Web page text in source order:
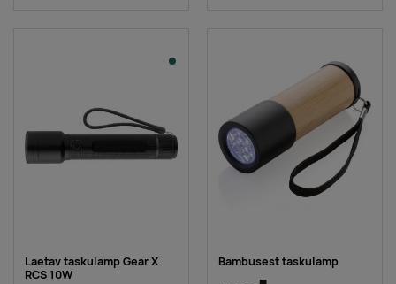
Laetav taskulamp Gear X
RCS 10W
Bambusest taskulamp